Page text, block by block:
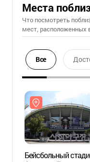
Места
Что посмотреть
мест, расположенных
Все
Бейсбольный